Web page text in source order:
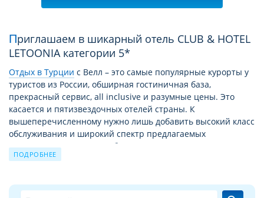
Приглашаем в шикарный отель CLUB & HOTEL
LETOONIA категории 5*
Отдых в Турции c Велл – это самые популярные курорты у
туристов из России, обширная гостиничная база,
прекрасный сервис, all inclusive и разумные цены. Это
касается и пятизвездочных отелей страны. К
вышеперечисленному нужно лишь добавить высокий класс
обслуживания и широкий спектр предлагаемых
дополнительных услуг. А богатая история страны
позволяет насытить пребывание здесь экскурсиями,
Детальное описание отеля CLUB & HOTEL LETOONIA 5*
ПОДРОБНЕЕ